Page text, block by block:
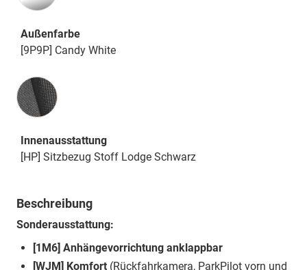
Außenfarbe
[9P9P] Candy White
Innenausstattung
Innenausstattung
[HP] Sitzbezug Stoff Lodge Schwarz
Beschreibung
Sonderausstattung:
[1M6] Anhängevorrichtung anklappbar
[WJM] Komfort (Rückfahrkamera, ParkPilot vorn und